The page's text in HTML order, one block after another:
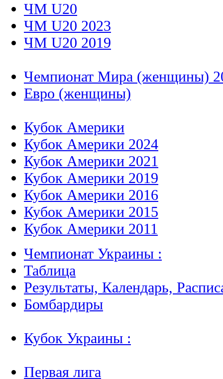
ЧМ U20
ЧМ U20 2023
ЧМ U20 2019
Чемпионат Мира (женщины)
Евро (женщины)
Кубок Америки
Кубок Америки 2024
Кубок Америки 2021
Кубок Америки 2019
Кубок Америки 2016
Кубок Америки 2015
Кубок Америки 2011
Чемпионат Украины :
Таблица
Результаты, Календарь,
Бомбардиры
Кубок Украины :
Первая лига